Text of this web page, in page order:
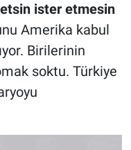
ister etmesin
Amerika kabul
Birilerinin
soktu. Türkiye